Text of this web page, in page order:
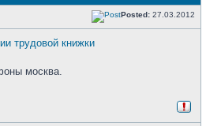
Posted: 27.03.2012
трудовой книжки
москва.